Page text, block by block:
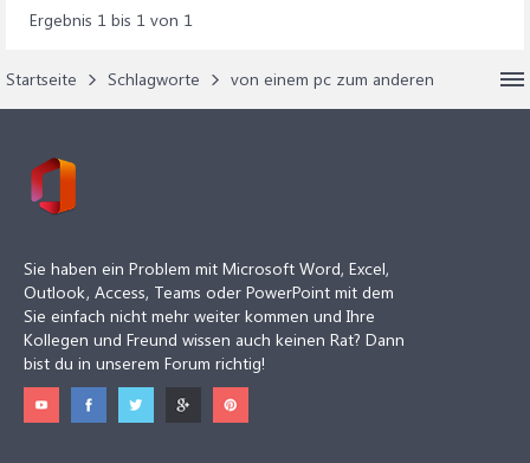
Ergebnis 1 bis 1 von 1
Startseite Schlagworte von einem pc zum anderen
Sie haben ein Problem mit Microsoft Word, Excel,
Outlook, Access, Teams oder PowerPoint mit dem
Sie einfach nicht mehr weiter kommen und Ihre
Kollegen und Freund wissen auch keinen Rat? Dann
bist du in unserem Forum richtig!